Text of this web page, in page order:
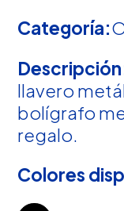
Categoría:
llavero
bolígrafo
regalo.
Colores